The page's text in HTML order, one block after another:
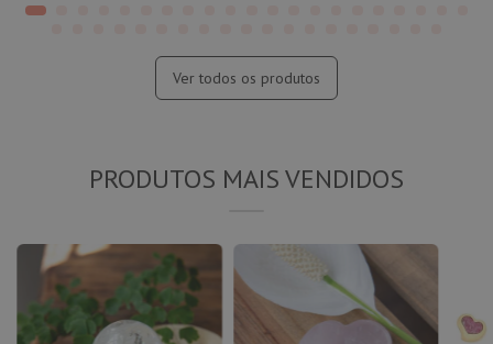
Ver todos os produtos
PRODUTOS MAIS VENDIDOS